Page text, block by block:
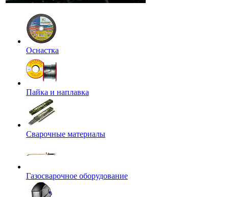
Оснастка
Пайка и наплавка
Сварочные материалы
Газосварочное оборудование